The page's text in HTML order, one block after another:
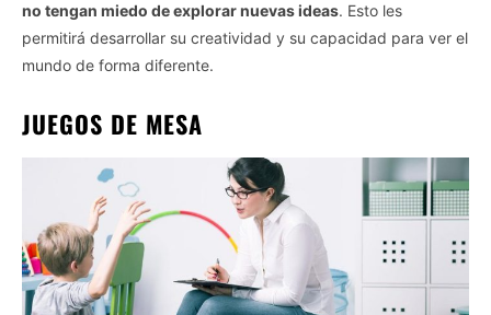
no tengan miedo de explorar nuevas ideas. Esto les
permitirá desarrollar su creatividad y su capacidad para ver el
mundo de forma diferente.
JUEGOS DE MESA